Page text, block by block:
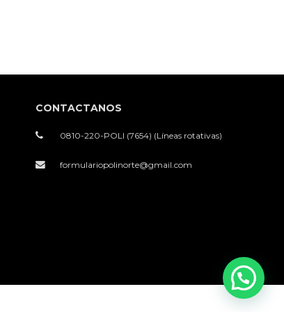
CONTACTANOS
0810-220-POLI (7654) (Líneas rotativas)
formulariopolinorte@gmail.com